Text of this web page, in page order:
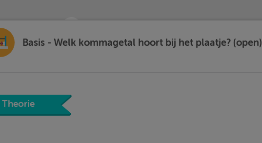
Basis - Welk kommagetal hoort bij het plaatje? (open)
Theorie